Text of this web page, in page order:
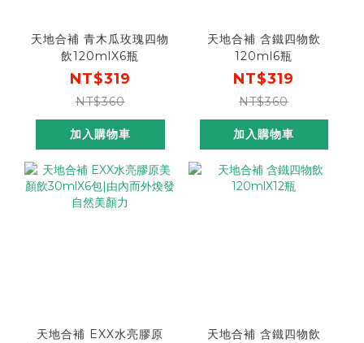
天地合補 青木瓜玫瑰四物
飲120mlX6瓶
NT$319
NT$360
加入購物車
天地合補 含鐵四物飲
120ml6瓶
NT$319
NT$360
加入購物車
天地合補 EXX水亮膠原
天地合補 含鐵四物飲